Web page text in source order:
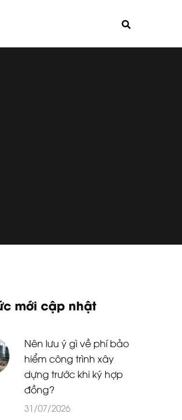
mới cập nhật
Nên lưu ý gì về phí bảo
hiểm công trình xây
dựng trước khi ký hợp
đồng?
31/07/2026